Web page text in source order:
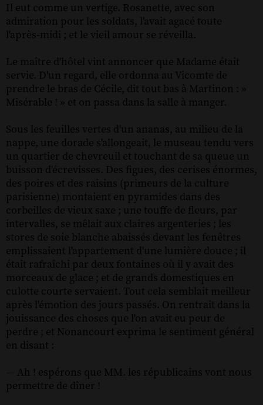
Il eut comme un vertige. Rosanette, avec son
admiration pour les soldats, l'avait agacé toute
l'après-midi ; et le vieil amour se réveilla.
Le maître d'hôtel vint annoncer que Madame était
servie. D'un regard, elle ordonna au Vicomte de
prendre le bras de Cécile, dit tout bas à Martinon : »
Misérable ! » et on passa dans la salle à manger.
Sous les feuilles vertes d'un ananas, au milieu de la
nappe, une dorade s'allongeait, le museau tendu vers
un quartier de chevreuil et touchant de sa queue un
buisson d'écrevisses. Des figues, des cerises énormes,
des poires et des raisins (primeurs de la culture
parisienne) montaient en pyramides dans des
corbeilles de vieux saxe ; une touffe de fleurs, par
intervalles, se mêlait aux claires argenteries ; les
stores de soie blanche abaissés devant les fenêtres
emplissaient l'appartement d'une lumière douce ; il
était rafraîchi par deux fontaines où il y avait des
morceaux de glace ; et de grands domestiques en
culotte courte servaient. Tout cela semblait meilleur
après l'émotion des jours passés. On rentrait dans la
jouissance des choses que l'on avait eu peur de
perdre ; et Nonancourt exprima le sentiment général
en disant :
— Ah ! espérons que MM. les républicains vont nous
permettre de dîner !